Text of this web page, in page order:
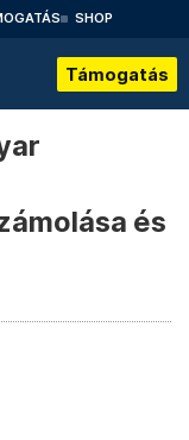
SHOP
Támogatás
és